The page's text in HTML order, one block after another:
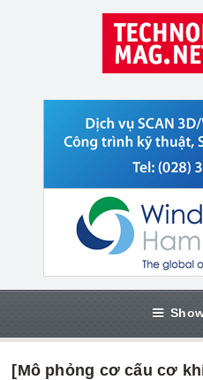
[Mô phỏng cơ cấu cơ